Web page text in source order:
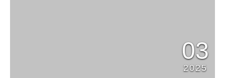
03
2025